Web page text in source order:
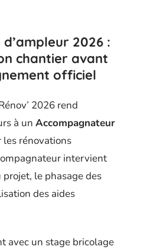
2026 :
chantier avant
officiel
2026 rend
à un Accompagnateur
les rénovations
intervient
le phasage des
des aides
avec un stage bricolage